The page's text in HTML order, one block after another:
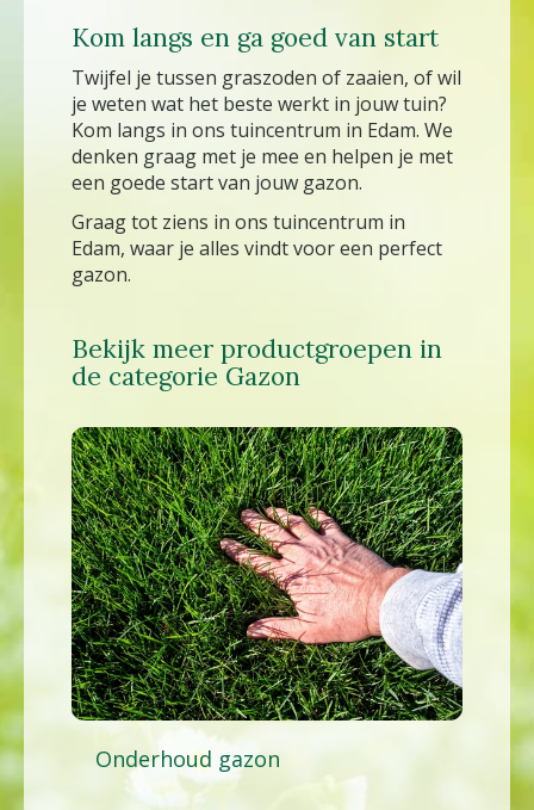
Kom langs en ga goed van start
Twijfel je tussen graszoden of zaaien, of wil
je weten wat het beste werkt in jouw tuin?
Kom langs in ons tuincentrum in Edam. We
denken graag met je mee en helpen je met
een goede start van jouw gazon.
Graag tot ziens in ons tuincentrum in
Edam, waar je alles vindt voor een perfect
gazon.
Bekijk meer productgroepen in
de categorie Gazon
Onderhoud gazon